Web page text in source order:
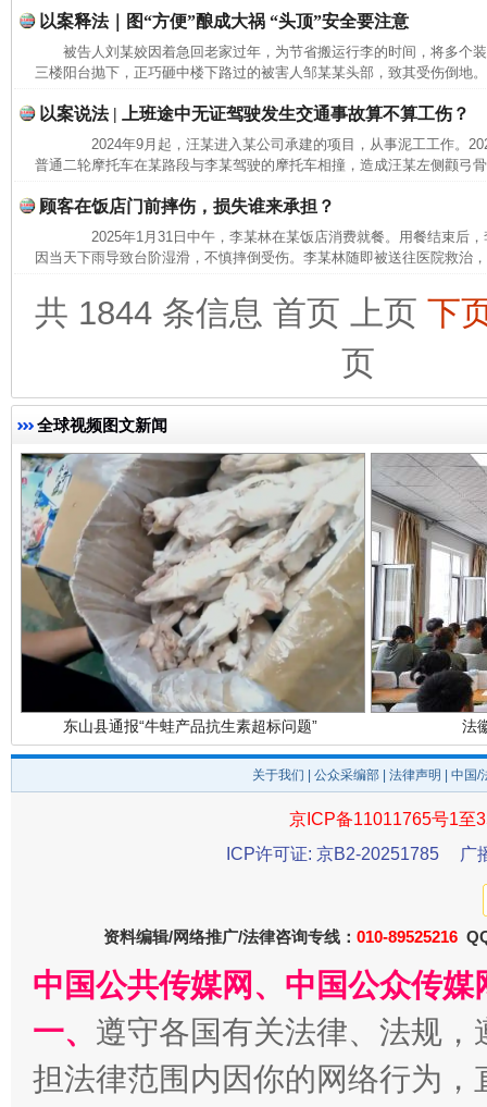
以案释法｜图“方便”酿成大祸 “头顶”安全要注意
被告人刘某姣因着急回老家过年，为节省搬运行李的时间，将多个
三楼阳台抛下，正巧砸中楼下路过的被害人邹某某头部，致其受伤倒地
以案说法 | 上班途中无证驾驶发生交通事故算不算工伤？
2024年9月起，汪某进入某公司承建的项目，从事泥工工作。
普通二轮摩托车在某路段与李某驾驶的摩托车相撞，造成汪某左侧颧弓
顾客在饭店门前摔伤，损失谁来承担？
2025年1月31日中午，李某林在某饭店消费就餐。用餐结束后，
因当天下雨导致台阶湿滑，不慎摔倒受伤。李某林随即被送往医院救治
共 1844 条信息 首页 上页 下
页
全球视频图文新闻
东山县通报“牛蛙产品抗生素超标问题” 法
关于我们 公众采编部 法律声明 | 中国
京ICP备11011765号1至
ICP许可证: 京B2-20251785
广
资料编辑/网络推广/法律咨询专线： 010-89525216
中国公共传媒网、中国公众传
一、 遵守各国有关法律、法规
担法律范围内因你的网络行为